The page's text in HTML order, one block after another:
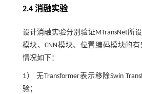
2.4 消融实验
设计消融实验分别验证MTransNet所设
模块、CNN模块、位置编码模块的
情况如下：
1） 无Transformer表示移除Swin
验；